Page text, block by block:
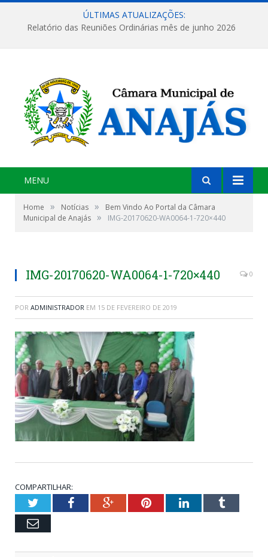
ÚLTIMAS ATUALIZAÇÕES:
Relatório das Reuniões Ordinárias mês de junho 2026
MENU
Home » Notícias »
Bem Vindo Ao Portal da Câmara
Municipal de Anajás » IMG-20170620-WA0064-1-720×440
IMG-20170620-WA0064-1-720×440 0
POR ADMINISTRADOR EM 15 DE FEVEREIRO DE 2019
COMPARTILHAR:
TwitterFacebookGoogle+PinterestLinkedInTumblr
Email